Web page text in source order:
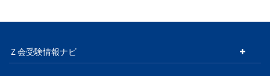
Ｚ会受験情報ナビ